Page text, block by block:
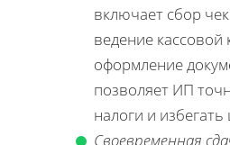
включает сбор
ведение
оформление
позволяет ИП
налоги и
Своевременная